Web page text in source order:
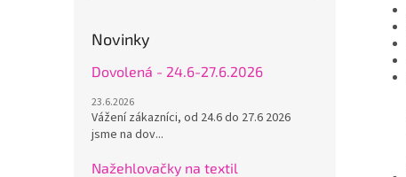
Novinky
Dovolená - 24.6-27.6.2026
23.6.2026
Vážení zákazníci, od 24.6 do 27.6 2026
jsme na dov...
Nažehlovačky na textil